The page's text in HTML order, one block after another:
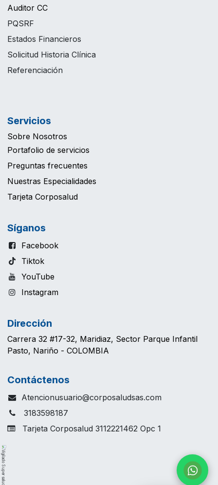
Auditor CC
PQSRF
Estados Financieros
Solicitud Historia Clínica
Referenciación
Servicios
Sobre Nosotros
Portafolio de servicios
Preguntas frecuentes
Nuestras Especialidades
Tarjeta Corposalud
Síganos
Facebook
Tiktok
YouTube
Instagram
Dirección
Carrera 32 #17-32, Maridiaz, Sector Parque Infantil
Pasto, Nariño - COLOMBIA
Contáctenos
Atencionusuario@corposaludsas.com
3183598187
Tarjeta Corposalud 3112221462 Opc 1